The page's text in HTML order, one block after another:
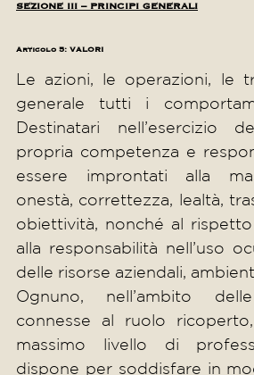
SEZIONE III – PRINCIPI GENERALI
Articolo 5: VALORI
Le azioni, le operazioni, le
generale tutti i
Destinatari nell’esercizio
propria competenza e
essere improntati alla
onestà, correttezza, lealtà,
obiettività, nonché al
alla responsabilità nell’uso
delle risorse aziendali,
Ognuno, nell’ambito
connesse al ruolo
massimo livello di
dispone per soddisfare in